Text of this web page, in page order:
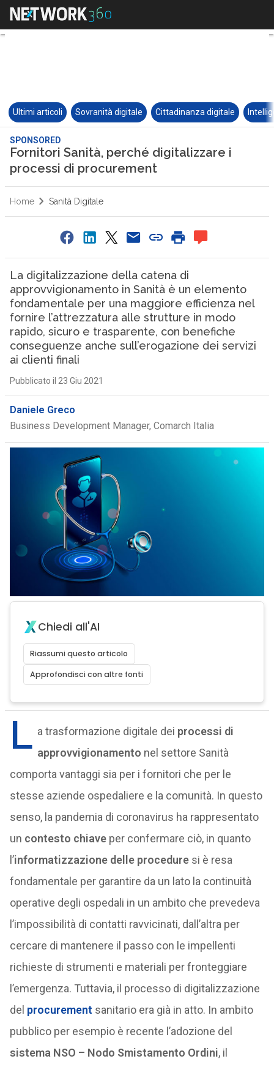
Ultimi articoli Sovranità digitale Cittadinanza digitale
SPONSORED
Fornitori Sanità, perché digitalizzare i
processi di procurement
Home Sanità Digitale
La digitalizzazione della catena di
approvvigionamento in Sanità è un elemento
fondamentale per una maggiore efficienza nel
fornire l’attrezzatura alle strutture in modo
rapido, sicuro e trasparente, con benefiche
conseguenze anche sull’erogazione dei servizi
ai clienti finali
Pubblicato il 23 Giu 2021
Daniele Greco
Business Development Manager, Comarch Italia
Chiedi all'AI
Riassumi questo articolo
Approfondisci con altre fonti
L a trasformazione digitale dei processi di
approvvigionamento nel settore Sanità
comporta vantaggi sia per i fornitori che per le
stesse aziende ospedaliere e la comunità. In questo
senso, la pandemia di coronavirus ha rappresentato
un contesto chiaveper confermare ciò, in quanto
l’informatizzazione delle proceduresi è resa
fondamentale per garantire da un lato la continuità
operative degli ospedali in un ambito che prevedeva
l’impossibilità di contatti ravvicinati, dall’altra per
cercare di mantenere il passo con le impellenti
richieste di strumenti e materiali per fronteggiare
l’emergenza. Tuttavia, il processo di digitalizzazione
del procurement sanitario era già in atto. In ambito
pubblico per esempio è recente l’adozione del
sistema NSO – Nodo Smistamento Ordini, il